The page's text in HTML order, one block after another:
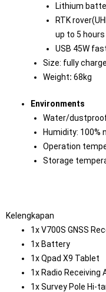
Lithium
RTK
up to 5 hours
USB 45W
Size: fully
Weight: 68kg
Environments
Water/
Humidity: 100%
Operation
Storage
Kelengkapan
1x V700S GNSS
1x Battery
1x Qpad X9 Tablet
1x Radio Receiving
1x Survey Pole Hi-